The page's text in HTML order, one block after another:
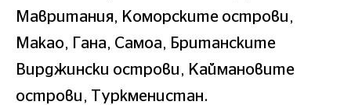
Мавритания, Коморските острови,
Макао, Гана, Самоа, Британските
Вирджински острови, Каймановите
острови, Туркменистан.